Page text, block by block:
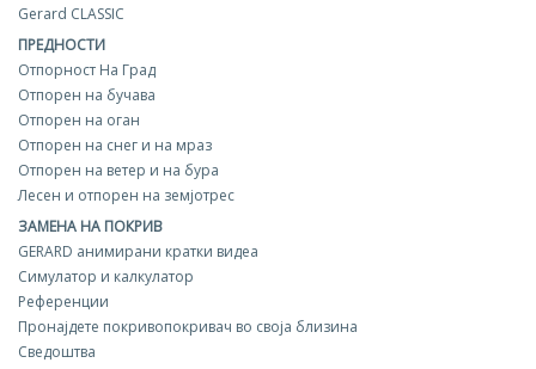
Gerard CLASSIC
ПРЕДНОСТИ
Отпорност На Град
Отпорен на бучава
Отпорен на оган
Отпорен на снег и на мраз
Отпорен на ветер и на бура
Лесен и отпорен на земјотрес
ЗАМЕНА НА ПОКРИВ
GERARD aнимирани кратки видеа
Симулатор и калкулатор
Референции
Пронајдете покривопокривач во своја близина
Сведоштва